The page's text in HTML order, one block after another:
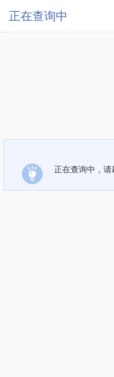
正在查询中
正在查询中，请